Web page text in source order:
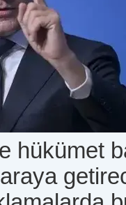
hükümet
araya